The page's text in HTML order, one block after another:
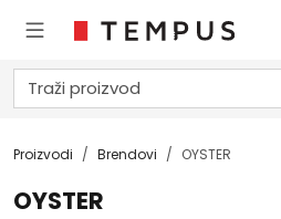
Proizvodi Brendovi OYSTER
OYSTER